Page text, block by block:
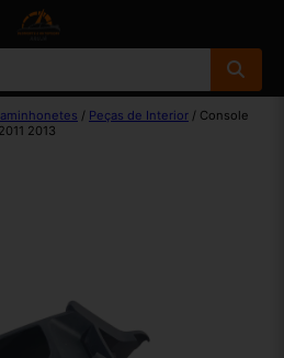
/ Peças de Interior / Console
2013